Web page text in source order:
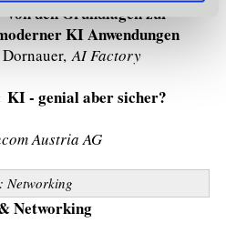
den Grundlagen zur
KI Anwendungen
Dornauer,AI Factory
- genial aber sicher?
Austria AG
Networking
Networking